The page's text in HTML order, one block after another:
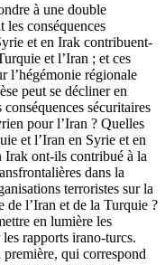
à une double
les conséquences
et en Irak contribuent-
et l’Iran ; et ces
l’hégémonie régionale
peut se décliner en
sécuritaires
pour l’Iran ? Quelles
et l’Iran en Syrie et en
Irak ont-ils contribué à la
dans la
terroristes sur la
l’Iran et de la Turquie ?
en lumière les
rapports irano-turcs.
qui correspond